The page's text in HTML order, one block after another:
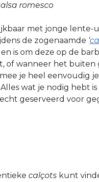
romesco
met jonge lente-
de zogenaamde ‘
is om deze op de
of wanneer het buiten
je heel eenvoudig
wat je nodig hebt
geserveerd voor
calçots kunt